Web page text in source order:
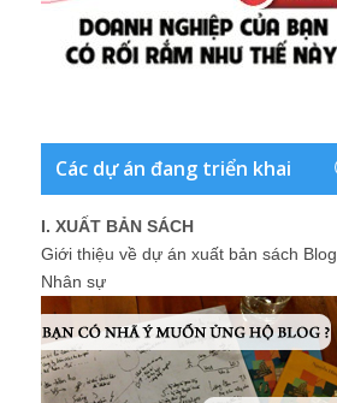
Các dự án đang triển khai
I. XUẤT BẢN SÁCH
Giới thiệu về dự án xuất bản sách Blog
Nhân sự